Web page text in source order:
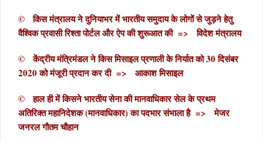
© किस मंत्रालय ने दुनियाभर में भारतीय समुदाय के लोगों से जुड़ने हेतु
वैश्विक प्रवासी रिश्ता पोर्टल और ऐप की शुरूआत की => विदेश मंत्रालय
© केंद्रीय मंत्रिमंडल ने किस मिसाइल प्रणाली के निर्यात को 30 दिसंबर
2020 को मंजूरी प्रदान कर दी => आकाश मिसाइल
© हाल ही में किसने भारतीय सेना की मानवाधिकार सेल के प्रथम
अतिरिक्त महानिदेशक (मानवाधिकार) का पदभार संभाला है => मेजर
जनरल गौतम चौहान